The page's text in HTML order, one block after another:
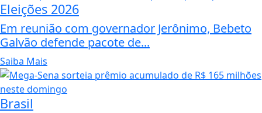
Eleições 2026
Em reunião com governador Jerônimo, Bebeto
Galvão defende pacote de...
Saiba Mais
Brasil